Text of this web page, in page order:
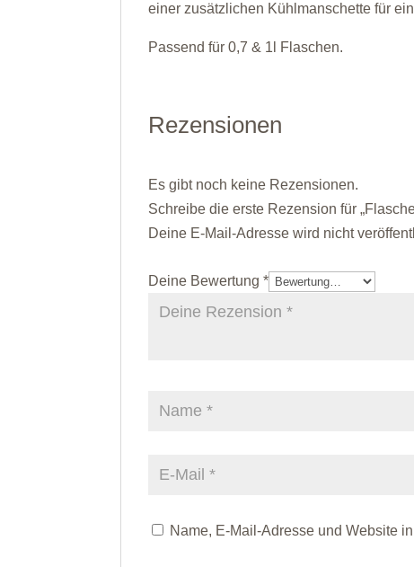
einer zusätzlichen Kühlmanschette für
Passend für 0,7 & 1l Flaschen.
Rezensionen
Es gibt noch keine Rezensionen.
Schreibe die erste Rezension für
Deine E-Mail-Adresse wird nicht
Deine Bewertung*
Name, E-Mail-Adresse und Website